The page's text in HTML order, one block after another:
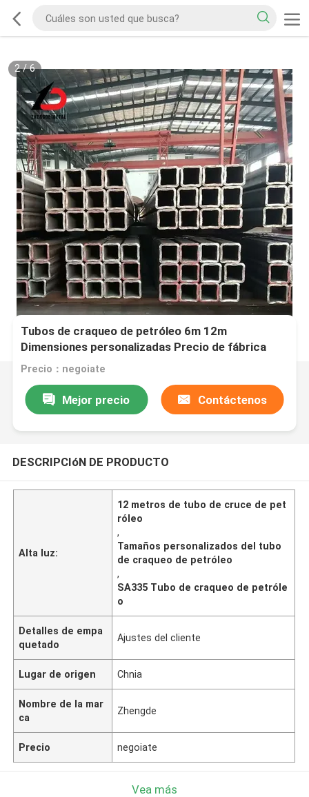
2/6
Tubos de craqueo de petróleo 6m 12m
Dimensiones personalizadas Precio de fábrica
Suministro SA335 P5 Tubos de acero sin
Precio：negoiate
Mejor precio Contáctenos
DESCRIPCIóN DE PRODUCTO
Alta luz:
12 metros de tubo de cruce de pet
róleo
,
Tamaños personalizados del tubo
de craqueo de petróleo
,
SA335 Tubo de craqueo de petróle
o
Detalles de empa
quetado
Ajustes del cliente
Lugar de origen Chnia
Nombre de la mar
ca
Zhengde
Precio negoiate
Vea más